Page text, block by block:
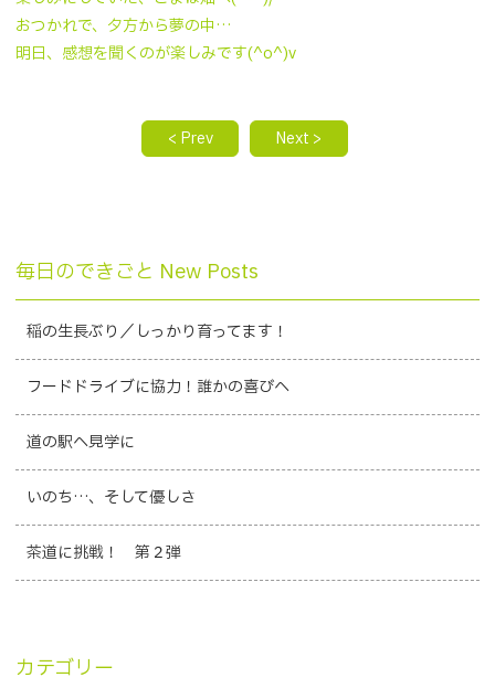
おつかれで、夕方から夢の中…
明日、感想を聞くのが楽しみです(^o^)v
< Prev Next >
毎日のできごと New Posts
稲の生長ぶり／しっかり育ってます！
フードドライブに協力！誰かの喜びへ
道の駅へ見学に
いのち…、そして優しさ
茶道に挑戦！ 第２弾
カテゴリー